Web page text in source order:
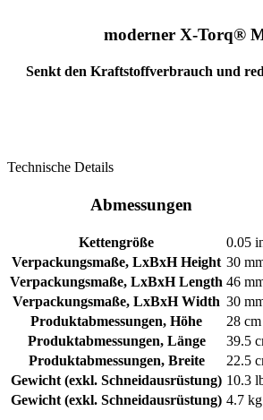
moderner X-Torq®
Senkt den Kraftstoffverbrauch und
Technische Details
Abmessungen
Kettengröße
0.05
Verpackungsmaße, LxBxH Height 30
Verpackungsmaße, LxBxH Length 46
Verpackungsmaße, LxBxH Width 30
Produktabmessungen, Höhe
28 cm
Produktabmessungen, Länge
39.5
Produktabmessungen, Breite
22.5
Gewicht (exkl. Schneidausrüstung) 10.3
Gewicht (exkl. Schneidausrüstung) 4.7 kg